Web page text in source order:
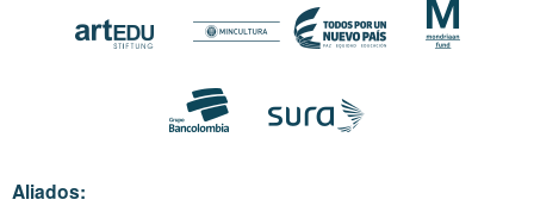
Aliados: